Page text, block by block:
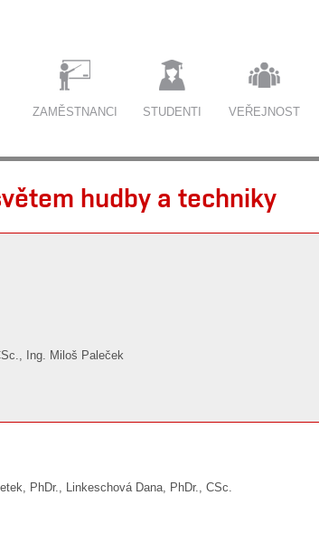
ZAMĚSTNANCI STUDENTI VEŘEJNOST
hudby a techniky
Ing. Miloš Paleček
PhDr., Linkeschová Dana, PhDr., CSc.